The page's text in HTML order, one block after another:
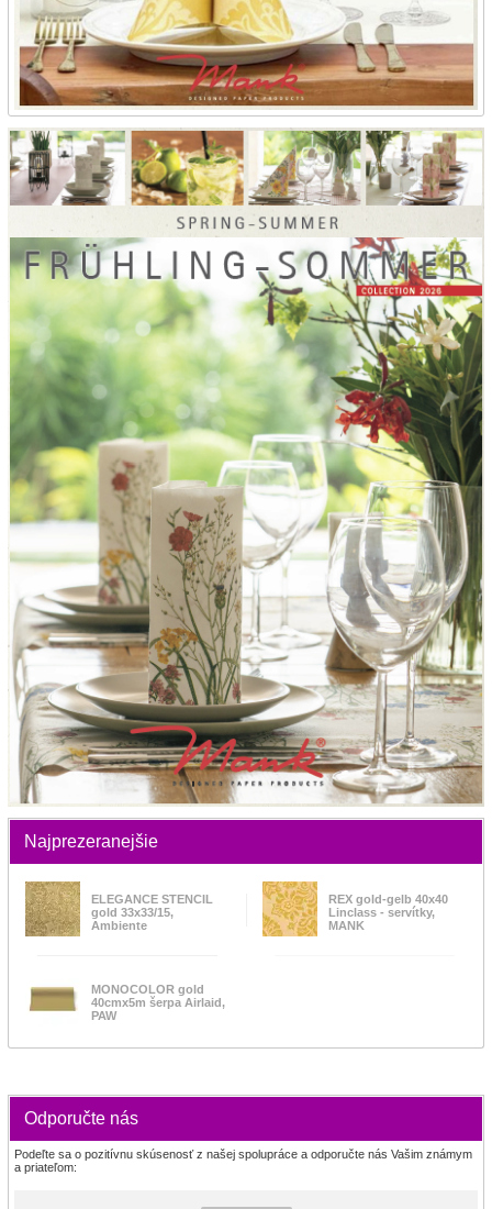
Najprezeranejšie
ELEGANCE STENCIL
gold 33x33/15,
Ambiente
REX gold-gelb 40x40
Linclass - servítky,
MANK
MONOCOLOR gold
40cmx5m šerpa Airlaid,
PAW
Odporučte nás
Podeľte sa o pozitívnu skúsenosť z našej spolupráce a odporučte nás Vašim známym
a priateľom: